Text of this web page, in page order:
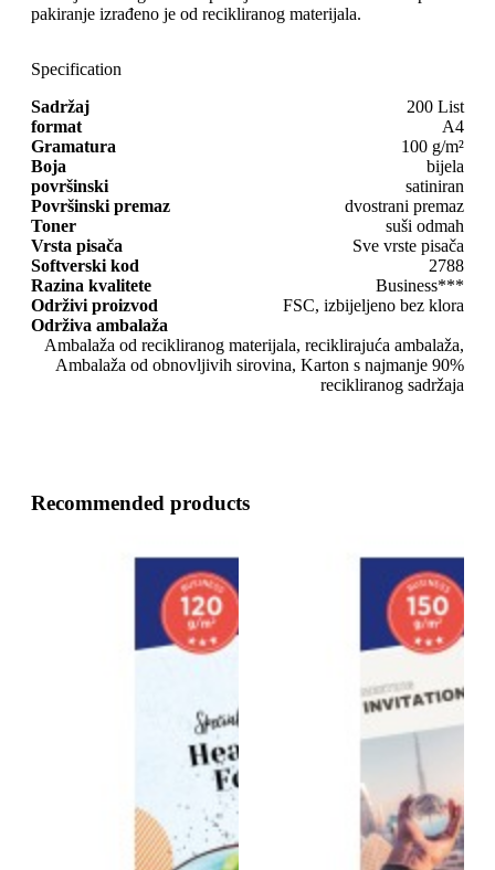
pakiranje izrađeno je od recikliranog materijala.
Specification
Sadržaj
200 List
format
A4
Gramatura
100 g/m²
Boja
bijela
površinski
satiniran
Površinski premaz
dvostrani premaz
Toner
suši odmah
Vrsta pisača
Sve vrste pisača
Softverski kod
2788
Razina kvalitete
Business***
Održivi proizvod
FSC, izbijeljeno bez klora
Održiva ambalaža
Ambalaža od recikliranog materijala, reciklirajuća ambalaža,
Ambalaža od obnovljivih sirovina, Karton s najmanje 90%
recikliranog sadržaja
Recommended products